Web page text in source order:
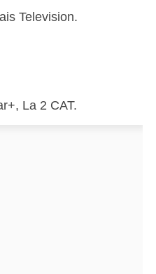
Television.
La 2 CAT.